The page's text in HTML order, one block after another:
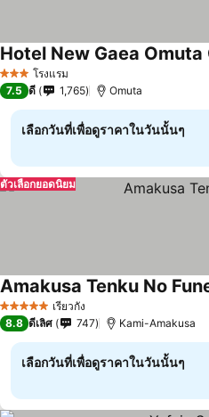
3 ดาว โรงแรม
Hotel New Gaea Omuta
7.5 ดี 1,765 Omuta
เลือกวันที่เพื่อดูราคาในวันนั้นๆ
ตัวเลือกยอดนิยม
5 ดาว เรียวกัง
Amakusa Tenku No
8.8 ดีเลิศ 747 Kami-Amakusa
เลือกวันที่เพื่อดูราคาในวันนั้นๆ